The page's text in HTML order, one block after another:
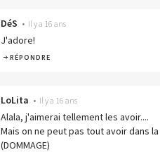
DéS • Il y a 16 ans
J'adore!
RÉPONDRE
LoLita • Il y a 16 ans
Alala, j'aimerai tellement les avoir....
Mais on ne peut pas tout avoir dans la
(DOMMAGE)